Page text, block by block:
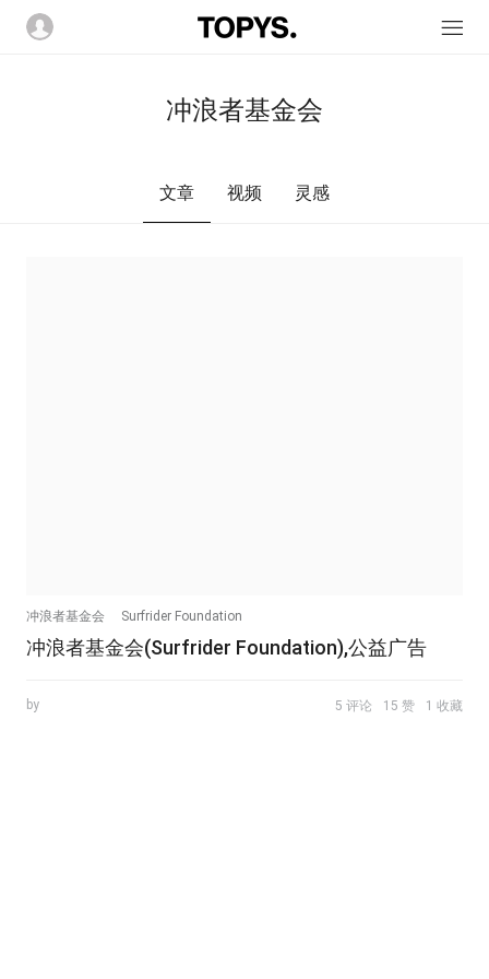
冲浪者基金会
文章 视频 灵感
冲浪者基金会 Surfrider Foundation
冲浪者基金会(Surfrider Foundation),公益广告
by 5 评论 15 赞 1 收藏